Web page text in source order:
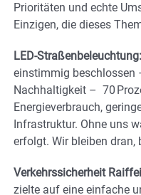
Prioritäten und echte
Einzigen, die dieses
LED-Straßenbeleuchtung:
einstimmig beschlossen
Nachhaltigkeit – 70
Energieverbrauch,
Infrastruktur. Ohne uns
erfolgt. Wir bleiben dran,
Verkehrssicherheit
zielte auf eine einfache